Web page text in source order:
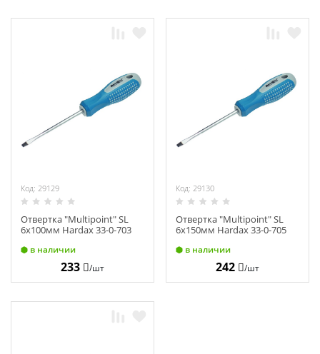
Код: 29129
Отвертка "Multipoint" SL
6х100мм Hardax 33-0-703
в наличии
233 /шт
Код: 29130
Отвертка "Multipoint" SL
6х150мм Hardax 33-0-705
в наличии
242 /шт